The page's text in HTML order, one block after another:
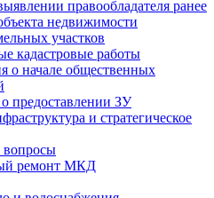
правообладателя ранее
недвижимости
участков
кадастровые работы
о начале общественных
предоставлении ЗУ
и стратегическое
ремонт МКД